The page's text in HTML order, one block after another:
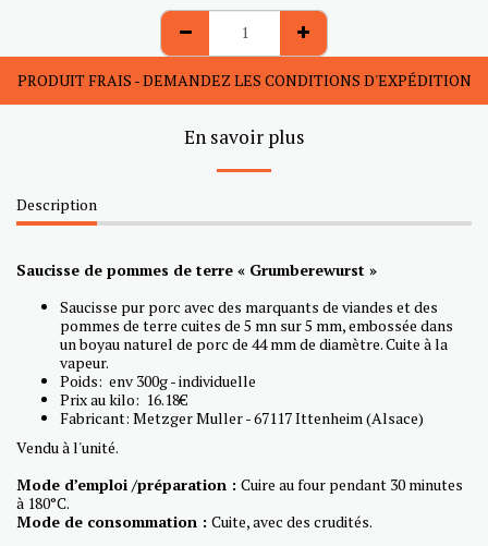
PRODUIT FRAIS - DEMANDEZ LES CONDITIONS D'EXPÉDITION
En savoir plus
Description
Saucisse de pommes de terre « Grumberewurst »
Saucisse pur porc avec des marquants de viandes et des
pommes de terre cuites de 5 mn sur 5 mm, embossée dans
un boyau naturel de porc de 44 mm de diamètre. Cuite à la
vapeur.
Poids: env 300g - individuelle
Prix au kilo: 16.18€
Fabricant: Metzger Muller - 67117 Ittenheim (Alsace)
Vendu à l'unité.
Mode d’emploi /préparation : Cuire au four pendant 30 minutes
à 180°C.
Mode de consommation : Cuite, avec des crudités.